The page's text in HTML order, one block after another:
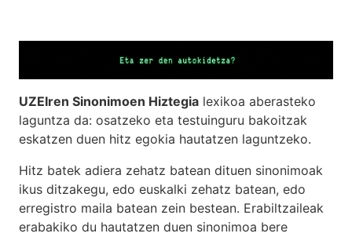
UZEIren Sinonimoen Hiztegia lexikoa aberasteko
laguntza da: osatzeko eta testuinguru bakoitzak
eskatzen duen hitz egokia hautatzen laguntzeko.
Hitz batek adiera zehatz batean dituen sinonimoak
ikus ditzakegu, edo euskalki zehatz batean, edo
erregistro maila batean zein bestean. Erabiltzaileak
erabakiko du hautatzen duen sinonimoa bere